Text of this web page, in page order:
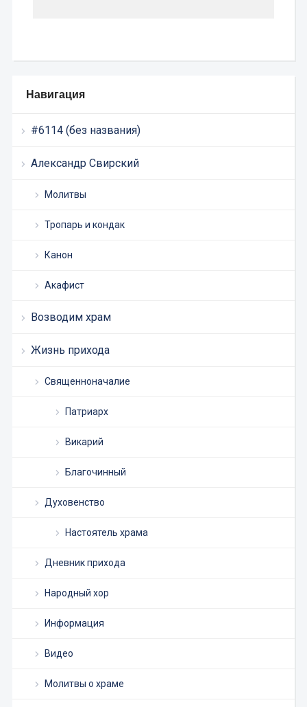
Навигация
#6114 (без названия)
Александр Свирский
Молитвы
Тропарь и кондак
Канон
Акафист
Возводим храм
Жизнь прихода
Священноначалие
Патриарх
Викарий
Благочинный
Духовенство
Настоятель храма
Дневник прихода
Народный хор
Информация
Видео
Молитвы о храме